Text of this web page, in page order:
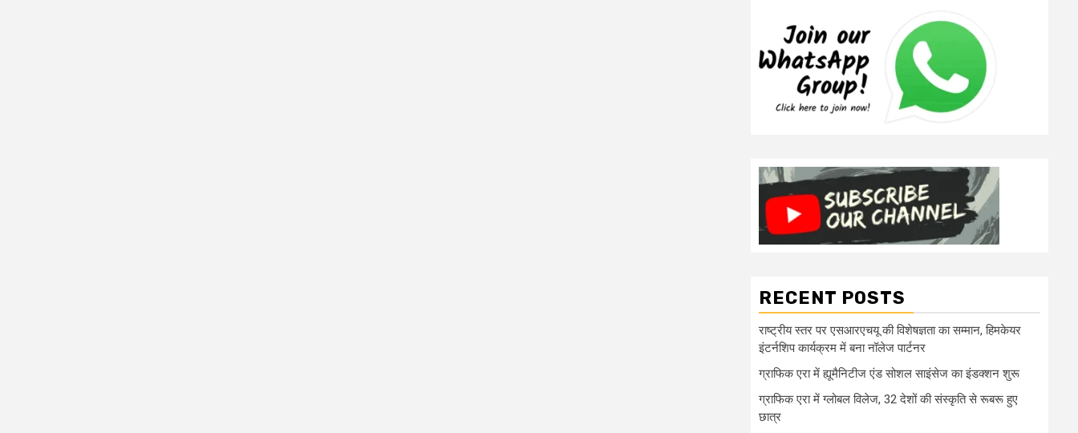
RECENT POSTS
राष्ट्रीय स्तर पर एसआरएचयू की विशेषज्ञता का सम्मान, हिमकेयर
इंटर्नशिप कार्यक्रम में बना नॉलेज पार्टनर
ग्राफिक एरा में ह्यूमैनिटीज एंड सोशल साइंसेज का इंडक्शन शुरू
ग्राफिक एरा में ग्लोबल विलेज, 32 देशों की संस्कृति से रूबरू हुए
छात्र